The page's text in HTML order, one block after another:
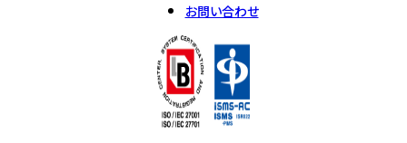
お問い合わせ